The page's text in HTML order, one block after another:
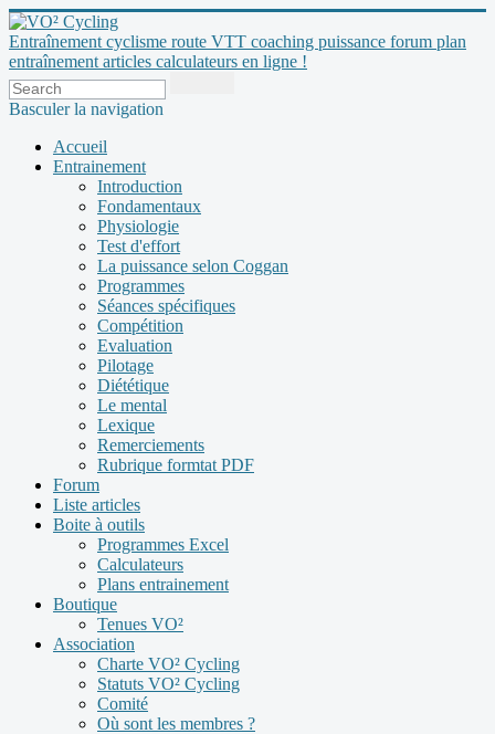
Entraînement cyclisme route VTT coaching puissance forum plan
entraînement articles calculateurs en ligne !
Basculer la navigation
Accueil
Entrainement
Introduction
Fondamentaux
Physiologie
Test d'effort
La puissance selon Coggan
Programmes
Séances spécifiques
Compétition
Evaluation
Pilotage
Diététique
Le mental
Lexique
Remerciements
Rubrique formtat PDF
Forum
Liste articles
Boite à outils
Programmes Excel
Calculateurs
Plans entrainement
Boutique
Tenues VO²
Association
Charte VO² Cycling
Statuts VO² Cycling
Comité
Où sont les membres ?